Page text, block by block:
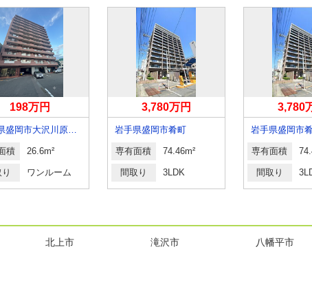
198万円
岩手県盛岡市大沢川原１丁目
積 26.6m²
ワンルーム
3,780万円
岩手県盛岡市肴町
専有面積 74.46m²
間取り 3LDK
3,780
岩手県盛岡市
専有面積
間取り
北上市 滝沢市
八幡平市